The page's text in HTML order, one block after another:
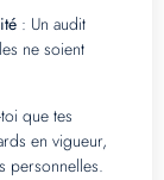
: Un audit
ne soient
que tes
en vigueur,
personnelles.